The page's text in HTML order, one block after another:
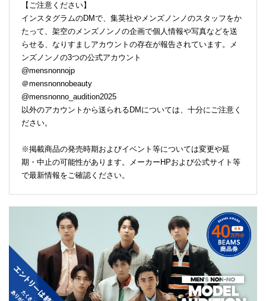
【ご注意ください】
インスタグラムのDMで、集英社やメンズノンノのスタッフをか
たって、架空のメンズノンノの企画で個人情報や写真などを送
らせる、なりすましアカウントの存在が報告されています。メ
ンズノンノの3つの公式アカウント
@mensnonnojp
＠mensnonnobeauty
@mensnonno_audition2025
以外のアカウントから送られるDMについては、十分にご注意く
ださい。
※掲載商品の発売時期およびイベント等については変更や延
期・中止の可能性があります。メーカーHPおよび公式サイト等
で最新情報をご確認ください。